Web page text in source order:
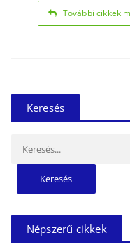
További cikkek
Keresés
Népszerű cikkek